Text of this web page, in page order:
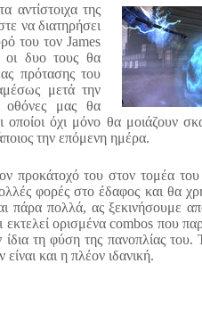
αντίστοιχα της
να διατηρήσει
του τον James
οι δυο τους θα
πρότασης του
μετά την
οθόνες μας θα
όχι μόνο θα μοιάζουν
την επόμενη ημέρα.
προκάτοχό του στον τομέα
φορές στο έδαφος και θα
πάρα πολλά, ας ξεκινήσουμε
εκτελεί ορισμένα combos που
τη φύση της πανοπλίας του.
και η πλέον ιδανική.